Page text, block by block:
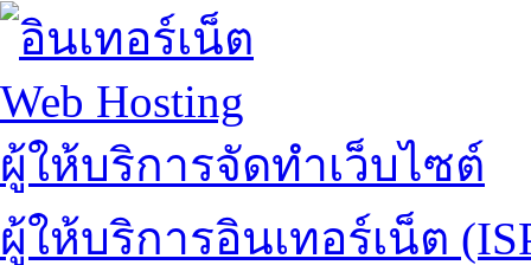
Web Hosting
ผู้ให้บริการจัดทำเว็บไซต์
ผู้ให้บริการอินเทอร์เน็ต